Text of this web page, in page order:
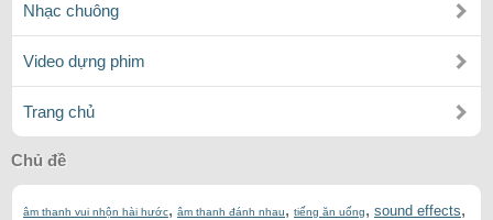
Nhạc chuông
Video dựng phim
Trang chủ
Chủ đề
âm thanh vui nhộn hài hước, âm thanh đánh nhau, tiếng ăn uống, sound effects,